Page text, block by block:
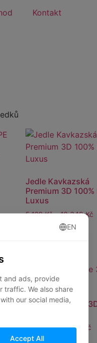
Kontakt
Jedle Kavkazská
Premium 3D 100%
Luxus
5 129Kč – 10 349Kč
Kanadská Jedle
4 769Kč – 8 549 Kč
EN
and ads, provide
traffic. We also share
our social media,
Accept All